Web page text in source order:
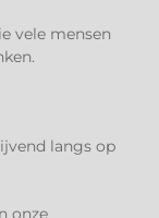
vele mensen
langs op
onze